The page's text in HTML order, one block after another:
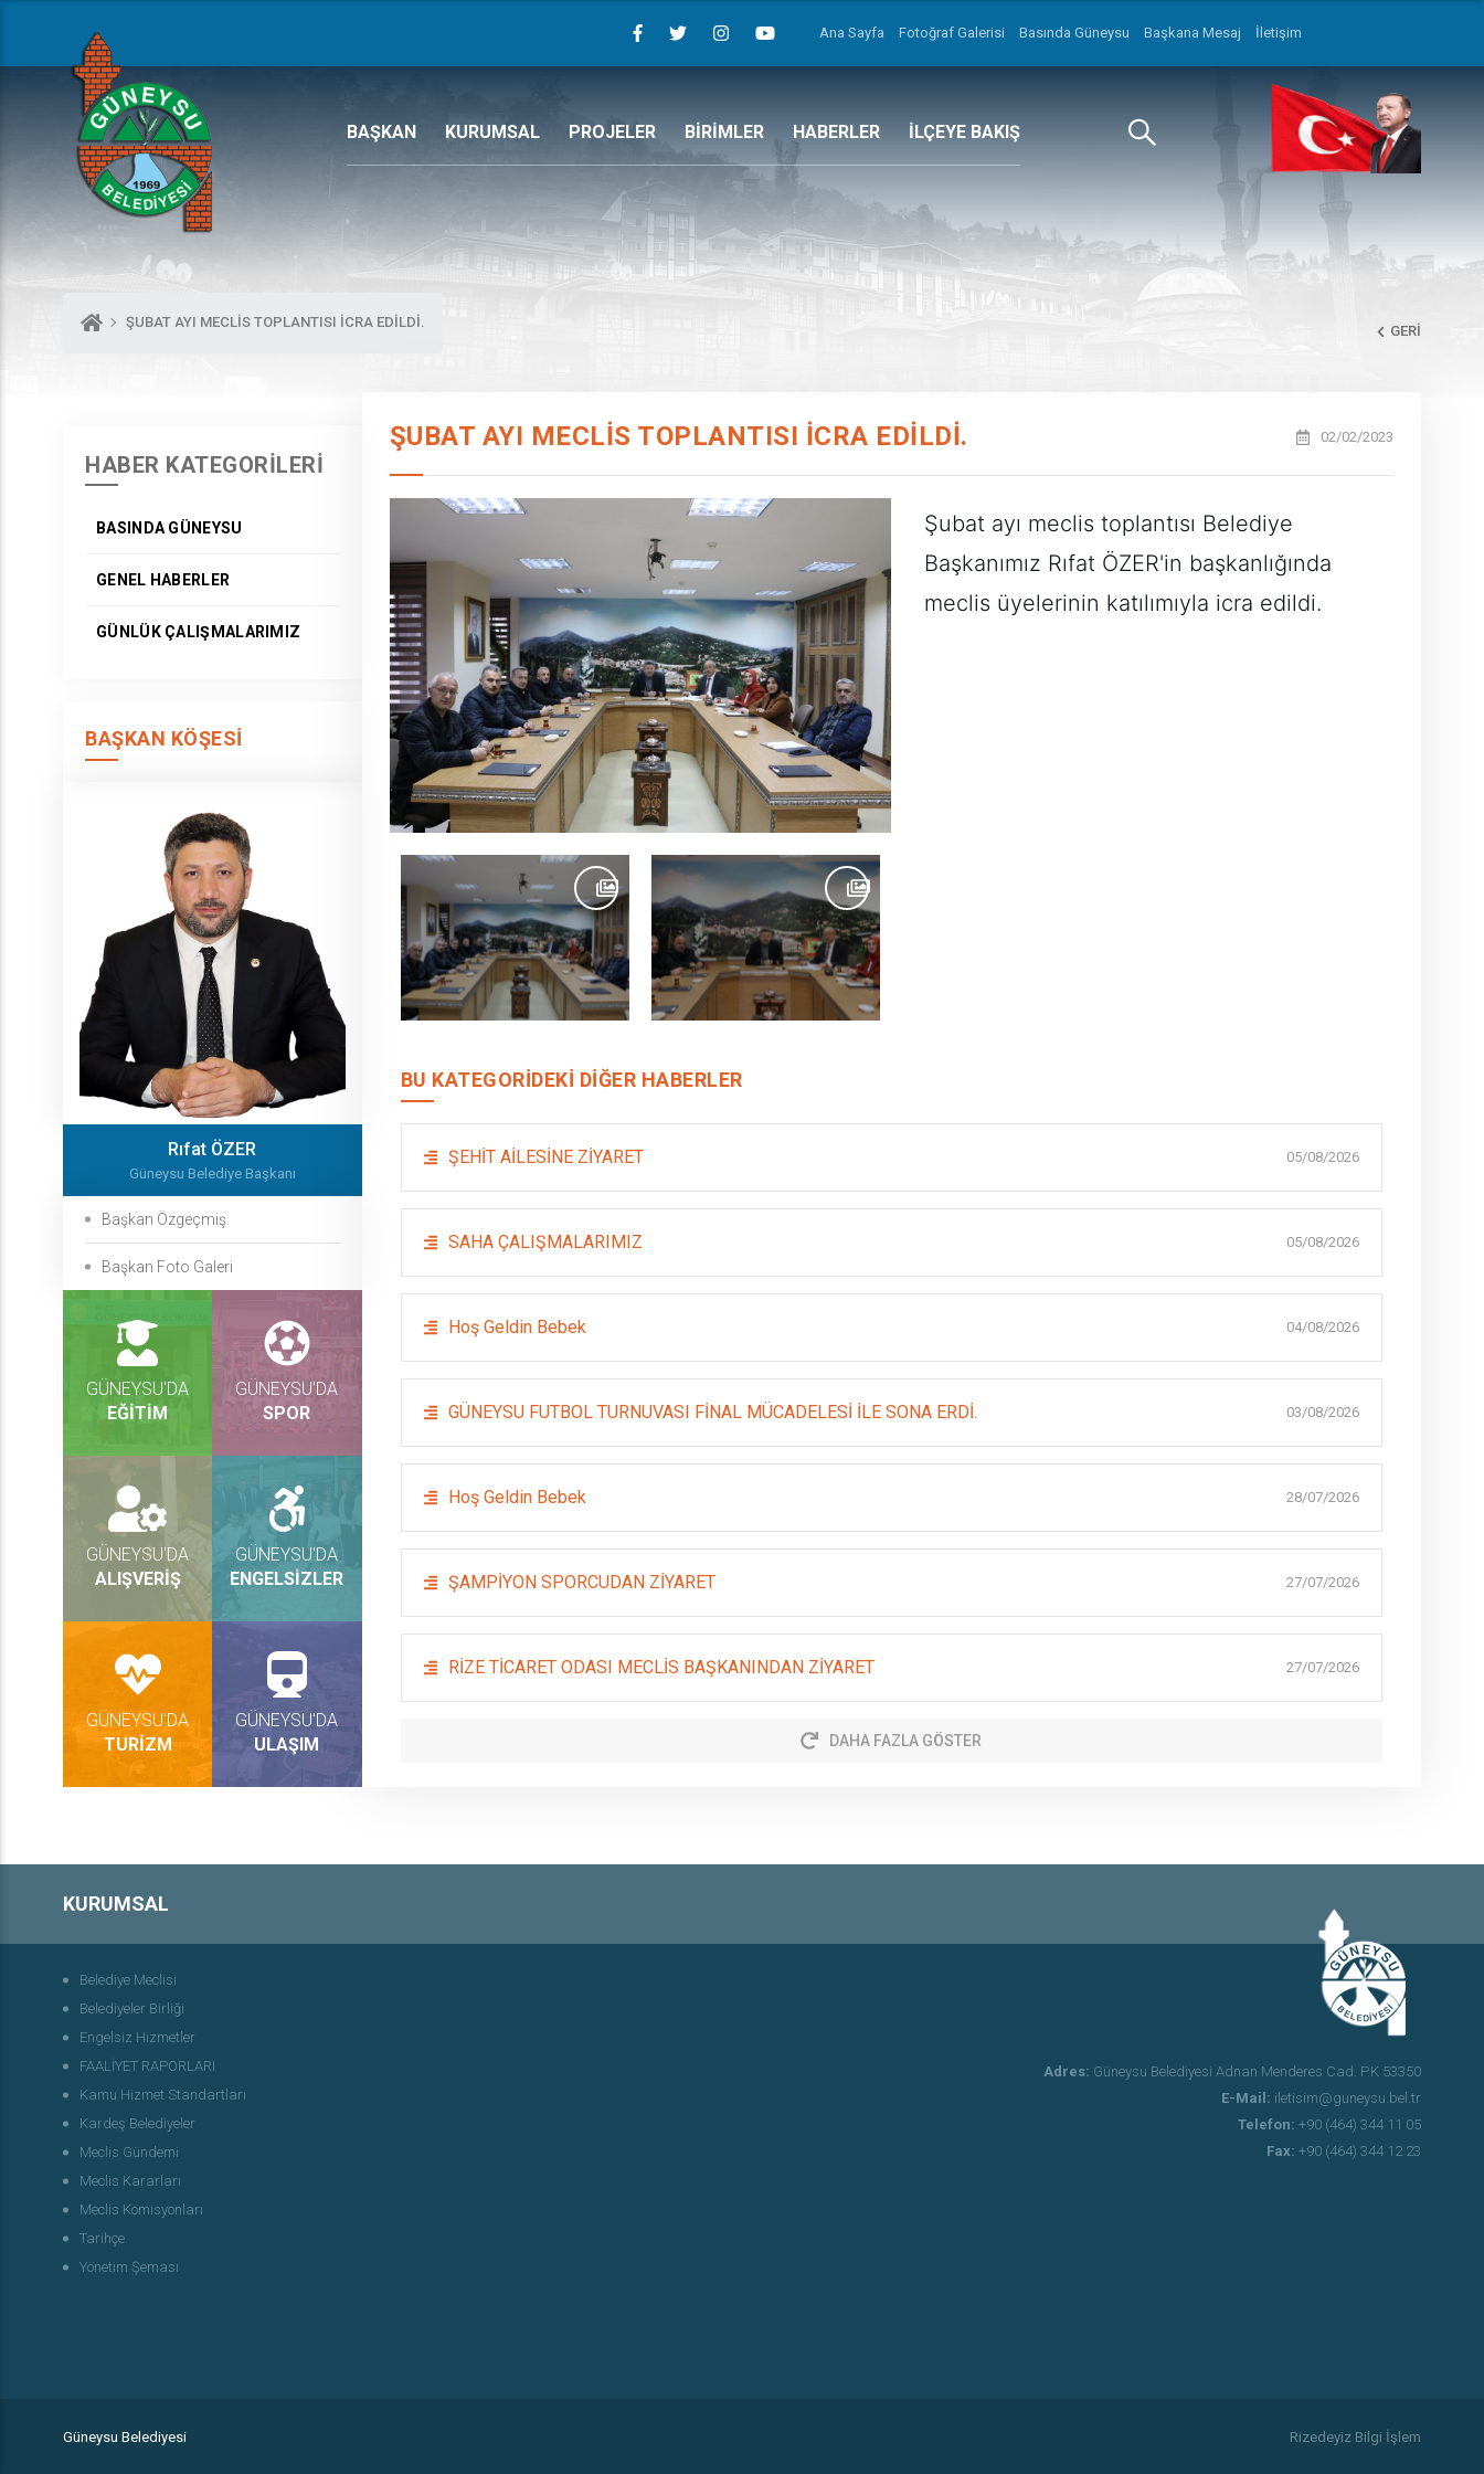
Ana Sayfa Fotoğraf Galerisi Basında Güneysu Başkana Mesaj İletişim
BAŞKAN KURUMSAL PROJELER BİRİMLER HABERLER İLÇEYE BAKIŞ
ŞUBAT AYI MECLİS TOPLANTISI İCRA EDİLDİ.
GERI
HABER KATEGORİLERİ
BASINDA GÜNEYSU
GENEL HABERLER
GÜNLÜK ÇALIŞMALARIMIZ
BAŞKAN KÖŞESI
Rıfat ÖZER
Güneysu Belediye Başkanı
Başkan Özgeçmiş
Başkan Foto Galeri
GÜNEYSU'DA
EĞİTİM
GÜNEYSU'DA
SPOR
GÜNEYSU'DA
ALIŞVERİŞ
GÜNEYSU'DA
ENGELSİZLER
GÜNEYSU'DA
TURİZM
GÜNEYSU'DA
ULAŞIM
ŞUBAT AYI MECLİS TOPLANTISI İCRA EDİLDİ. 02/02/2023
Şubat ayı meclis toplantısı Belediye
Başkanımız Rıfat ÖZER'in başkanlığında
meclis üyelerinin katılımıyla icra edildi.
BU KATEGORIDEKI DIĞER HABERLER
ŞEHİT AİLESİNE ZİYARET 05/08/2026
SAHA ÇALIŞMALARIMIZ 05/08/2026
Hoş Geldin Bebek 04/08/2026
GÜNEYSU FUTBOL TURNUVASI FİNAL MÜCADELESİ İLE SONA ERDİ. 03/08/2026
Hoş Geldin Bebek 28/07/2026
ŞAMPİYON SPORCUDAN ZİYARET 27/07/2026
RİZE TİCARET ODASI MECLİS BAŞKANINDAN ZİYARET 27/07/2026
DAHA FAZLA GÖSTER
KURUMSAL
Belediye Meclisi
Belediyeler Birliği
Engelsiz Hizmetler
FAALİYET RAPORLARI
Kamu Hizmet Standartları
Kardeş Belediyeler
Meclis Gündemi
Meclis Kararları
Meclis Komisyonları
Tarihçe
Yönetim Şeması
Adres: Güneysu Belediyesi Adnan Menderes Cad. P.K 53350
E-Mail: iletisim@guneysu.bel.tr
Telefon: +90 (464) 344 11 05
Fax: +90 (464) 344 12 23
Güneysu Belediyesi Rizedeyiz Bilgi İşlem